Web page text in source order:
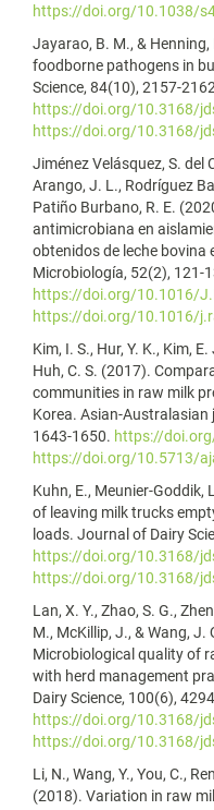
https://doi.org/10.1038/
Jayarao, B. M., &
foodborne pathogens in
Science, 84(10), 2157-
https://doi.org/10.3168/
https://doi.org/10.3168/
Jiménez Velásquez, S. del
Arango, J. L., Rodríguez
Patiño Burbano, R. E.
antimicrobiana en
obtenidos de leche bovina
Microbiología, 52(2), 121-
https://doi.org/10.1016/
https://doi.org/10.1016/
Kim, I. S., Hur, Y. K., Kim,
Huh, C. S. (2017).
communities in raw milk
Korea. Asian-Australasian
1643-1650. https://
https://doi.org/10.5713/
Kuhn, E., Meunier-Goddik,
of leaving milk trucks
loads. Journal of Dairy
https://doi.org/10.3168/
https://doi.org/10.3168/
Lan, X. Y., Zhao, S. G.,
M., McKillip, J., & Wang,
Microbiological quality of
with herd management
Dairy Science, 100(6),
https://doi.org/10.3168/
https://doi.org/10.3168/
Li, N., Wang, Y., You, C.,
(2018). Variation in raw